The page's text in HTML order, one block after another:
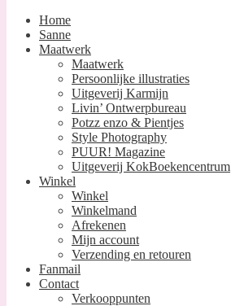
Home
Sanne
Maatwerk
Maatwerk
Persoonlijke illustraties
Uitgeverij Karmijn
Livin’ Ontwerpbureau
Potzz enzo & Pientjes
Style Photography
PUUR! Magazine
Uitgeverij KokBoekencentrum
Winkel
Winkel
Winkelmand
Afrekenen
Mijn account
Verzending en retouren
Fanmail
Contact
Verkooppunten